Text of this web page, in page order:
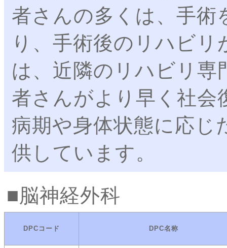
者さんの多くは、手術
り、手術後のリハビ
は、近隣のリハビリ専
者さんがより早く社会
病期や身体状態に応じ
供しています。
脳神経外科
DPCコード DPC名称